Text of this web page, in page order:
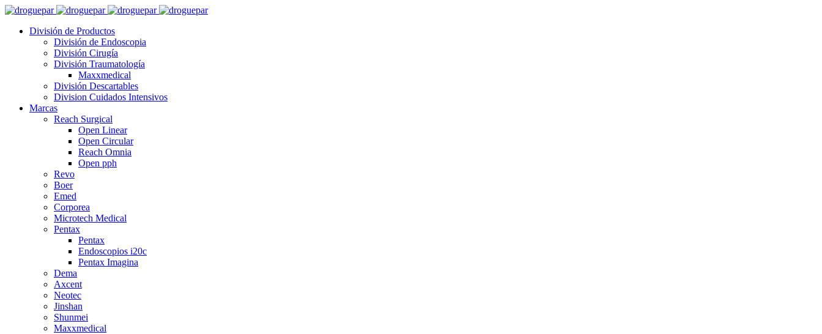
División de Productos
División de Endoscopia
División Cirugía
División Traumatología
Maxxmedical
División Descartables
Division Cuidados Intensivos
Marcas
Reach Surgical
Open Linear
Open Circular
Reach Omnia
Open pph
Revo
Boer
Emed
Corporea
Microtech Medical
Pentax
Pentax
Endoscopios i20c
Pentax Imagina
Dema
Axcent
Neotec
Jinshan
Shunmei
Maxxmedical